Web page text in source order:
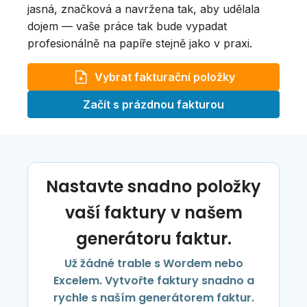
jasná, značková a navržena tak, aby udělala
dojem — vaše práce tak bude vypadat
profesionálně na papíře stejně jako v praxi.
Vybrat fakturační položky
Začít s prázdnou fakturou
Nastavte snadno položky
vaší faktury v našem
generátoru faktur.
Už žádné trable s Wordem nebo
Excelem. Vytvořte faktury snadno a
rychle s naším generátorem faktur.